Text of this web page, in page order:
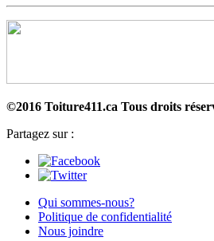
©2016 Toiture411.ca Tous droits
Partagez sur :
Qui sommes-nous?
Politique de confidentialité
Nous joindre